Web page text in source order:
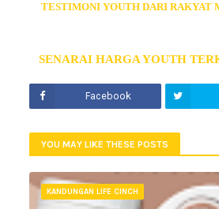
TESTIMONI YOUTH DARI RAKYAT
SENARAI HARGA YOUTH
Facebook
YOU MAY LIKE THESE POSTS
KANDUNGAN LIFE CINCH